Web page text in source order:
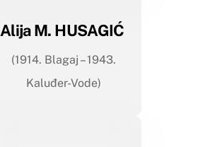
Alija M. HUSAGIĆ
(1914. Blagaj – 1943.
Kaluđer-Vode)